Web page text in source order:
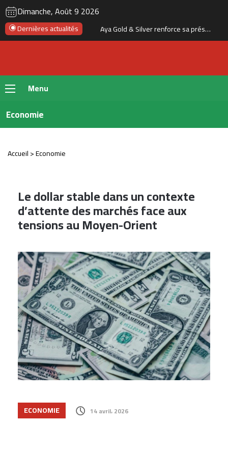
Dimanche, Août 9 2026
Dernières actualités Hausse des prix des carburants : les Marocains se tournent davantage vers les voitures électriques et hybrides
Menu
Economie
Accueil>Economie
Le dollar stable dans un contexte
d’attente des marchés face aux
tensions au Moyen-Orient
ECONOMIE 14 avril، 2026